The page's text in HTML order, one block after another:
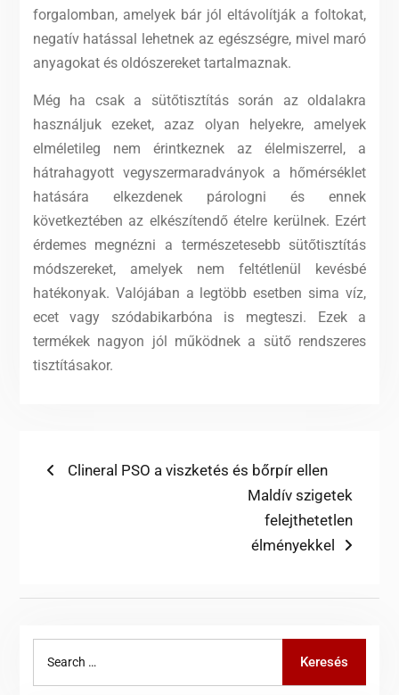
forgalomban, amelyek bár jól eltávolítják a foltokat,
negatív hatással lehetnek az egészségre, mivel maró
anyagokat és oldószereket tartalmaznak.
Még ha csak a sütőtisztítás során az oldalakra
használjuk ezeket, azaz olyan helyekre, amelyek
elméletileg nem érintkeznek az élelmiszerrel, a
hátrahagyott vegyszermaradványok a hőmérséklet
hatására elkezdenek párologni és ennek
következtében az elkészítendő ételre kerülnek. Ezért
érdemes megnézni a természetesebb sütőtisztítás
módszereket, amelyek nem feltétlenül kevésbé
hatékonyak. Valójában a legtöbb esetben sima víz,
ecet vagy szódabikarbóna is megteszi. Ezek a
termékek nagyon jól működnek a sütő rendszeres
tisztításakor.
Bejegyzés
Previous
Clineral PSO a viszketés és bőrpír ellen
Next
post:
Maldív szigetek
felejthetetlen
élményekkel
Keresés